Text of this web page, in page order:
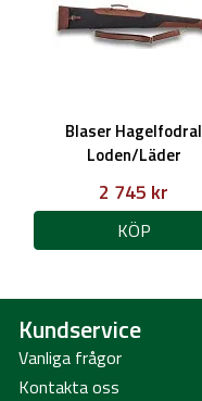
Blaser Hagelfodral
Loden/Läder
2 745 kr
KÖP
Kundservice
Vanliga frågor
Kontakta oss